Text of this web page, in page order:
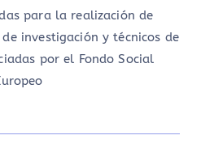
para la realización de
investigación y técnicos de
por el Fondo Social